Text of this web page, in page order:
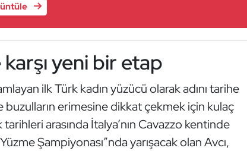
yeni bir etap
ilk Türk kadın yüzücü olarak adını tarihe
buzulların erimesine dikkat çekmek için kulaç
tarihleri arasında İtalya’nın Cavazzo kentinde
Şampiyonası”nda yarışacak olan Avcı,